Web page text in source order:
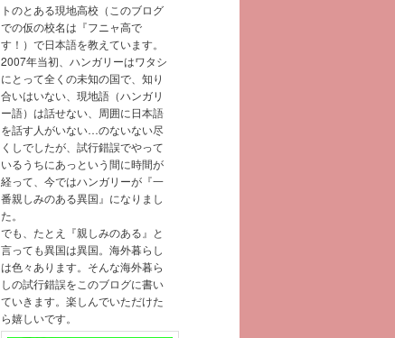
トのとある現地高校（このブログ
での仮の校名は『フニャ高で
す！）で日本語を教えています。
2007年当初、ハンガリーはワタシ
にとって全くの未知の国で、知り
合いはいない、現地語（ハンガリ
ー語）は話せない、周囲に日本語
を話す人がいない…のないない尽
くしでしたが、試行錯誤でやって
いるうちにあっという間に時間が
経って、今ではハンガリーが『一
番親しみのある異国』になりまし
た。
でも、たとえ『親しみのある』と
言っても異国は異国。海外暮らし
は色々あります。そんな海外暮ら
しの試行錯誤をこのブログに書い
ていきます。楽しんでいただけた
ら嬉しいです。